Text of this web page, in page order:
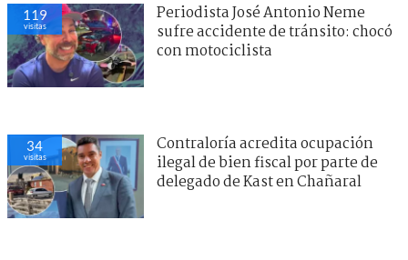
115
visitas
Periodista José Antonio Neme
sufre accidente de tránsito: chocó
con motociclista
35
visitas
Contraloría acredita ocupación
ilegal de bien fiscal por parte de
delegado de Kast en Chañaral